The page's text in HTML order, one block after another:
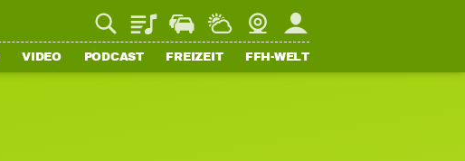
PlaylistStaupilotWetterWebcamMein FFH
VIDEO PODCAST FREIZEIT FFH-WELT